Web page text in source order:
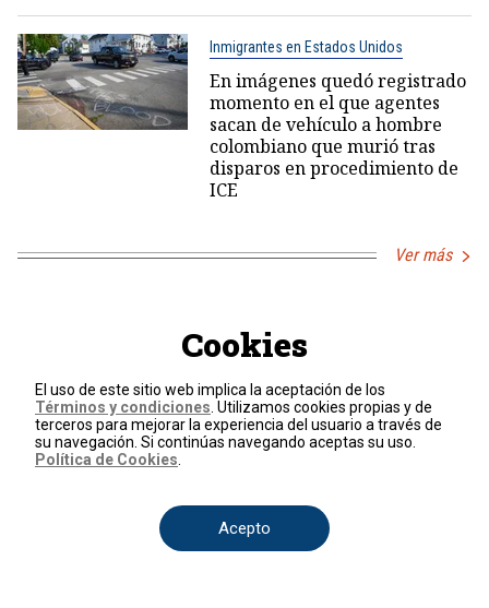
Inmigrantes en Estados Unidos
En imágenes quedó registrado
momento en el que agentes
sacan de vehículo a hombre
colombiano que murió tras
disparos en procedimiento de
ICE
Ver más
EspecialesCookies
El uso de este sitio web implica la aceptación de los
Términos y condiciones . Utilizamos cookies propias y de
terceros para mejorar la experiencia del usuario a través de
su navegación. Si continúas navegando aceptas su uso.
Política de Cookies
Acepto